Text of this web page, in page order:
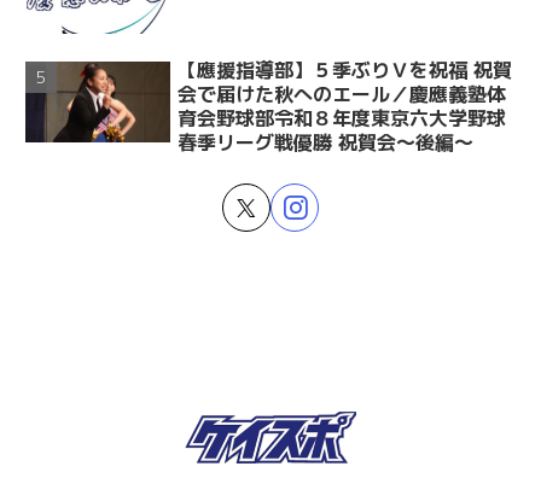
【應援指導部】５季ぶりＶを祝福 祝賀
会で届けた秋へのエール／慶應義塾体
育会野球部令和８年度東京六大学野球
春季リーグ戦優勝 祝賀会～後編～